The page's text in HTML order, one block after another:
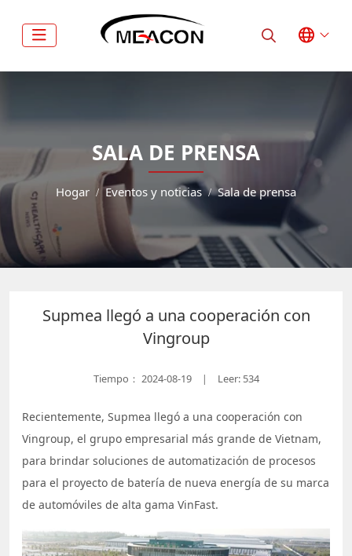
SALA DE PRENSA
Hogar Eventos y noticias Sala de prensa
Supmea llegó a una cooperación con
Vingroup
Tiempo： 2024-08-19 | Leer: 534
Recientemente, Supmea llegó a una cooperación con
Vingroup, el grupo empresarial más grande de Vietnam,
para brindar soluciones de automatización de procesos
para el proyecto de batería de nueva energía de su marca
de automóviles de alta gama VinFast.